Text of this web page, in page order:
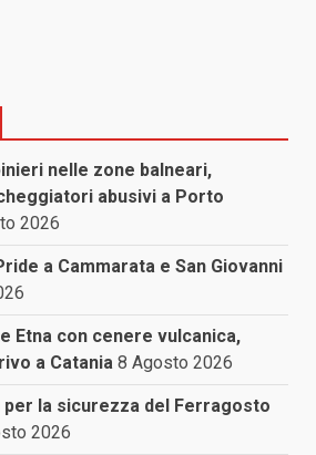
nelle zone balneari,
abusivi a Porto
2026
a Cammarata e San Giovanni
Etna con cenere vulcanica,
a Catania 8 Agosto 2026
per la sicurezza del Ferragosto
2026